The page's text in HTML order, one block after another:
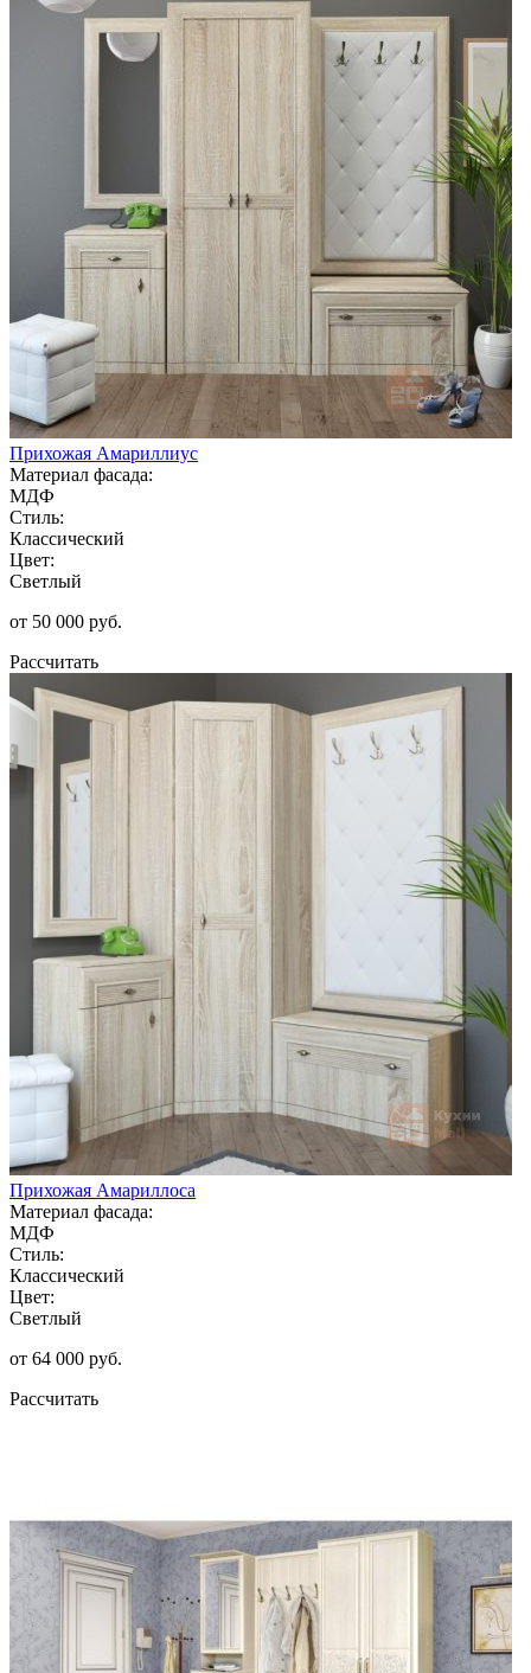
Прихожая Амариллиус
Материал фасада:
МДФ
Стиль:
Классический
Цвет:
Светлый
от 50 000 руб.
Рассчитать
Прихожая Амариллоса
Материал фасада:
МДФ
Стиль:
Классический
Цвет:
Светлый
от 64 000 руб.
Рассчитать